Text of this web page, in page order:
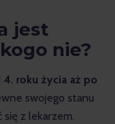
jest
nie?
4. roku życia aż po
swojego stanu
z lekarzem.